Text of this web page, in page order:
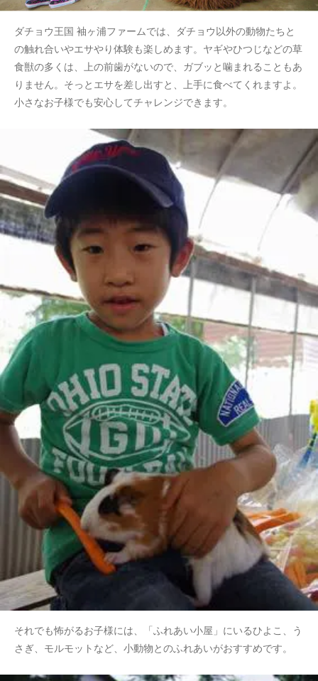
ダチョウ王国 袖ヶ浦ファームでは、ダチョウ以外の動物たちと
の触れ合いやエサやり体験も楽しめます。ヤギやひつじなどの草
食獣の多くは、上の前歯がないので、ガブッと噛まれることもあ
りません。そっとエサを差し出すと、上手に食べてくれますよ。
小さなお子様でも安心してチャレンジできます。
それでも怖がるお子様には、「ふれあい小屋」にいるひよこ、う
さぎ、モルモットなど、小動物とのふれあいがおすすめです。